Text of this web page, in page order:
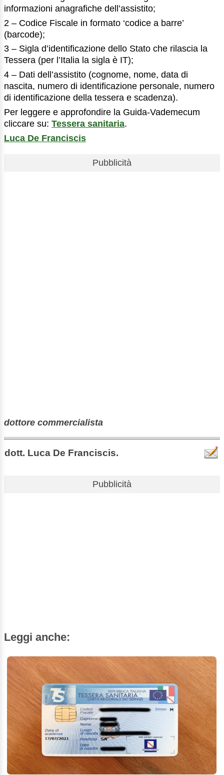
informazioni anagrafiche dell’assistito;
2 – Codice Fiscale in formato ‘codice a barre’
(barcode);
3 – Sigla d’identificazione dello Stato che rilascia la
Tessera (per l’Italia la sigla è IT);
4 – Dati dell’assistito (cognome, nome, data di
nascita, numero di identificazione personale, numero
di identificazione della tessera e scadenza).
Per leggere e approfondire la Guida-Vademecum
cliccare su: Tessera sanitaria.
Luca De Franciscis
Pubblicità
dottore commercialista
dott. Luca De Franciscis.
Pubblicità
Leggi anche: